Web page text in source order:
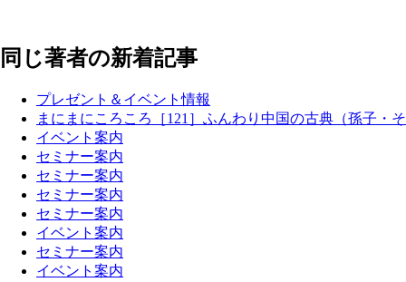
同じ著者の新着記事
プレゼント＆イベント情報
まにまにころころ［121］ふんわり中国の古典（孫子・
イベント案内
セミナー案内
セミナー案内
セミナー案内
セミナー案内
イベント案内
セミナー案内
イベント案内